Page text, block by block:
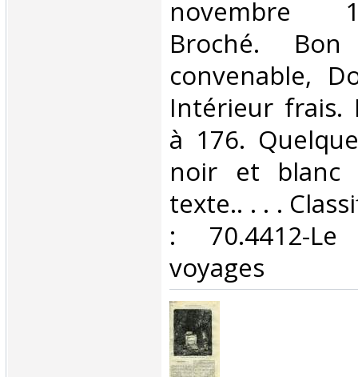
novembre
Broché.
convenable,
Intérieur frais.
à 176.
noir et blanc
texte.. . . .
: 70.4412-
voyages‎